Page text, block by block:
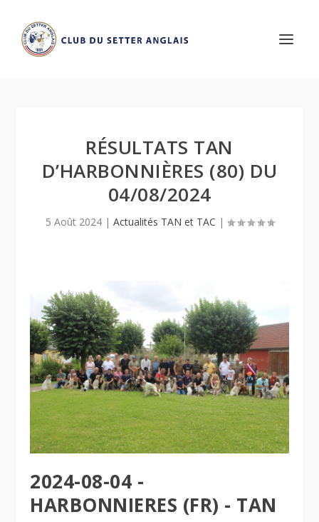
RÉSULTATS TAN
D’HARBONNIÈRES (80) DU
04/08/2024
5 Août 2024| Actualités TAN et TAC |
2024-08-04 -
HARBONNIERES (FR) - TAN